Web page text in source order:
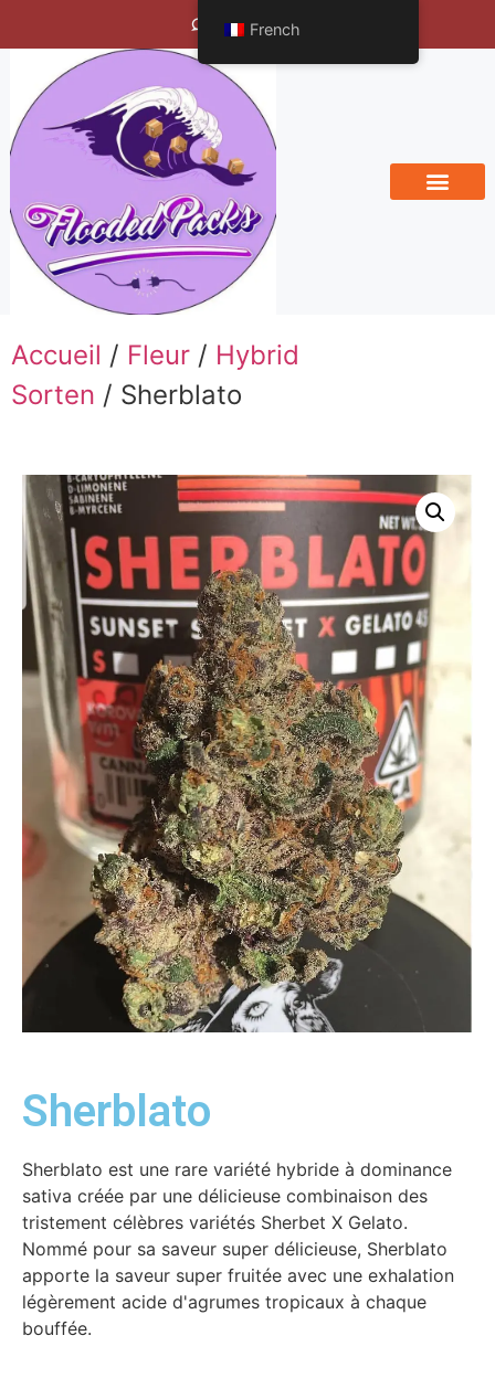
Bengals Vineyard
Accueil / Fleur / Hybrid
Sorten / Sherblato
Sherblato
Sherblato est une rare variété hybride à dominance
sativa créée par une délicieuse combinaison des
tristement célèbres variétés Sherbet X Gelato.
Nommé pour sa saveur super délicieuse, Sherblato
apporte la saveur super fruitée avec une exhalation
légèrement acide d'agrumes tropicaux à chaque
bouffée.
French